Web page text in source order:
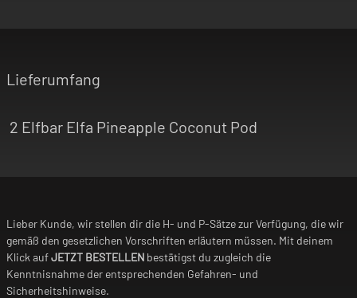
Lieferumfang
2 Elfbar Elfa Pineapple Coconut Pod
Lieber Kunde, wir stellen dir die H- und P-Sätze zur Verfügung, die wir
gemäß den gesetzlichen Vorschriften erläutern müssen. Mit deinem
Klick aufJETZT BESTELLEN bestätigst du zugleich die
Kenntnisnahme der entsprechenden Gefahren- und
Sicherheitshinweise.